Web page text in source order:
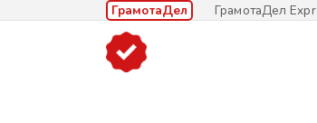
ГрамотаДел ГрамотаДел